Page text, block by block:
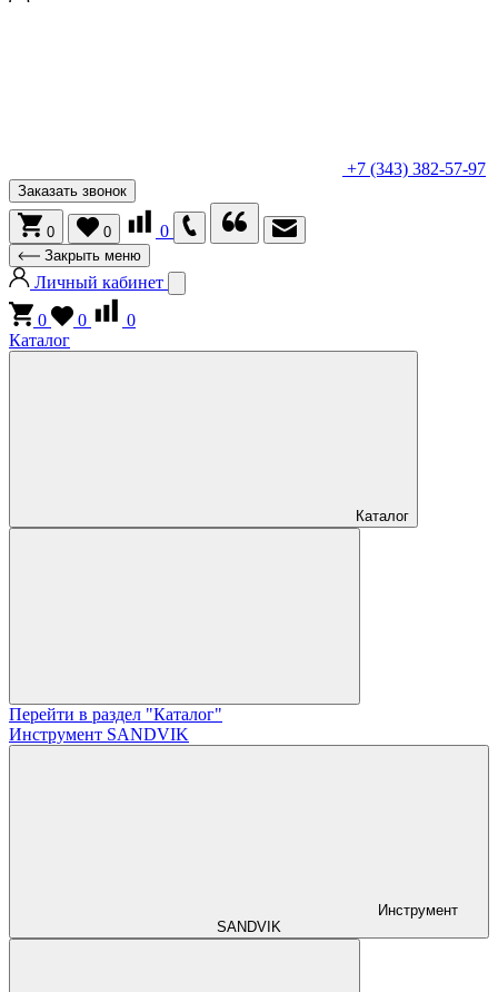
+7 (343) 382-57-97
Заказать звонок
0 0 0
Закрыть меню
Личный кабинет
0
0
0
Каталог
Каталог
Перейти в раздел "Каталог"
Инструмент SANDVIK
Инструмент
SANDVIK